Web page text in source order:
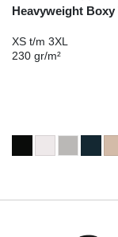
Heavyweight Boxy
XS t/m 3XL
230 gr/m²